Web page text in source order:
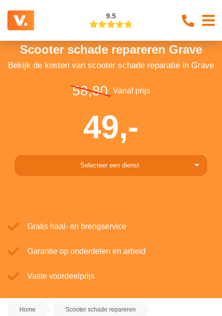
9.5
Scooter schade repareren Grave
Bekijk de kosten van scooter schade reparatie in Grave
58,80 Vanaf prijs
49,-
Selecteer een dienst
Gratis haal- en brengservice
Garantie op onderdelen en arbeid
Vaste voordeelprijs
Home Scooter schade repareren